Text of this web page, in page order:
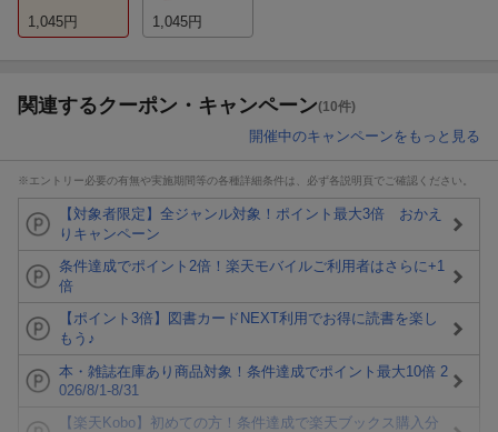
1,045円 1,045円
関連するクーポン・キャンペーン(10件)
開催中のキャンペーンをもっと見る
※エントリー必要の有無や実施期間等の各種詳細条件は、必ず各説明頁でご確認ください。
【対象者限定】全ジャンル対象！ポイント最大3倍 おかえ
りキャンペーン
条件達成でポイント2倍！楽天モバイルご利用者はさらに+1
倍
【ポイント3倍】図書カードNEXT利用でお得に読書を楽し
もう♪
本・雑誌在庫あり商品対象！条件達成でポイント最大10倍 2
026/8/1-8/31
【楽天Kobo】初めての方！条件達成で楽天ブックス購入分